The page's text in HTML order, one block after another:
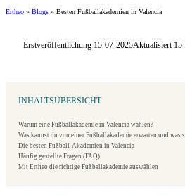
Ertheo » Blogs » Besten Fußballakademien in Valencia
Erstveröffentlichung 15-07-2025Aktualisiert
INHALTSÜBERSICHT
Warum eine Fußballakademie in Valencia wählen?
Was kannst du von einer Fußballakademie erwarten und was
Die besten Fußball-Akademien in Valencia
Häufig gestellte Fragen (FAQ)
Mit Ertheo die richtige Fußballakademie auswählen